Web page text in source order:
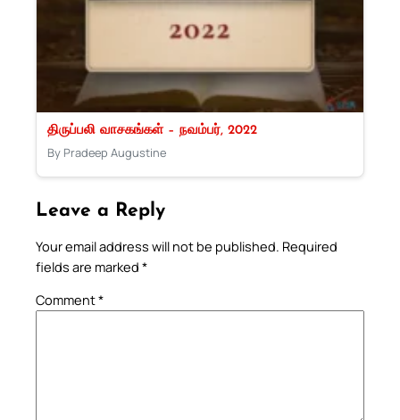
திருப்பலி வாசகங்கள் – நவம்பர், 2022
By Pradeep Augustine
Leave a Reply
Your email address will not be published. Required
fields are marked *
Comment*